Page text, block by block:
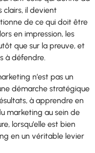
clairs, il devient
de ce qui doit être
en impression, les
que sur la preuve, et
à défendre.
n’est pas un
démarche stratégique
à apprendre en
marketing au sein de
lorsqu’elle est bien
en un véritable levier